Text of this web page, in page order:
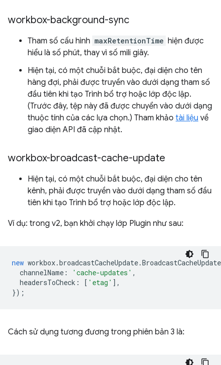
workbox-background-sync
Tham số cấu hình maxRetentionTime hiện được
hiểu là số phút, thay vì số mili giây.
Hiện tại, có một chuỗi bắt buộc, đại diện cho tên
hàng đợi, phải được truyền vào dưới dạng tham số
đầu tiên khi tạo Trình bổ trợ hoặc lớp độc lập.
(Trước đây, tệp này đã được chuyển vào dưới dạng
thuộc tính của các lựa chọn.) Tham khảo tài liệu về
giao diện API đã cập nhật.
workbox-broadcast-cache-update
Hiện tại, có một chuỗi bắt buộc, đại diện cho tên
kênh, phải được truyền vào dưới dạng tham số đầu
tiên khi tạo Trình bổ trợ hoặc lớp độc lập.
Ví dụ: trong v2, bạn khởi chạy lớp Plugin như sau:
new workbox.broadcastCacheUpdate.
channelName : 'cache-updates' ,
headersToCheck : [ 'etag' ],
});
Cách sử dụng tương đương trong phiên bản 3 là: